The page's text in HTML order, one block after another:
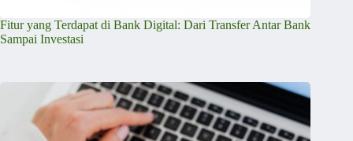
Fitur yang Terdapat di Bank Digital: Dari Transfer Antar Bank
Sampai Investasi